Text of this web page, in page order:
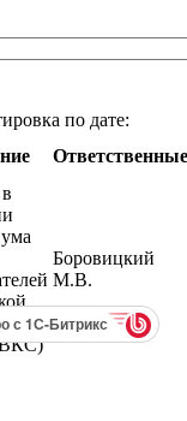
по дате:
Ответственные
(в
Боровицкий
М.В.
с 1С-Битрикс